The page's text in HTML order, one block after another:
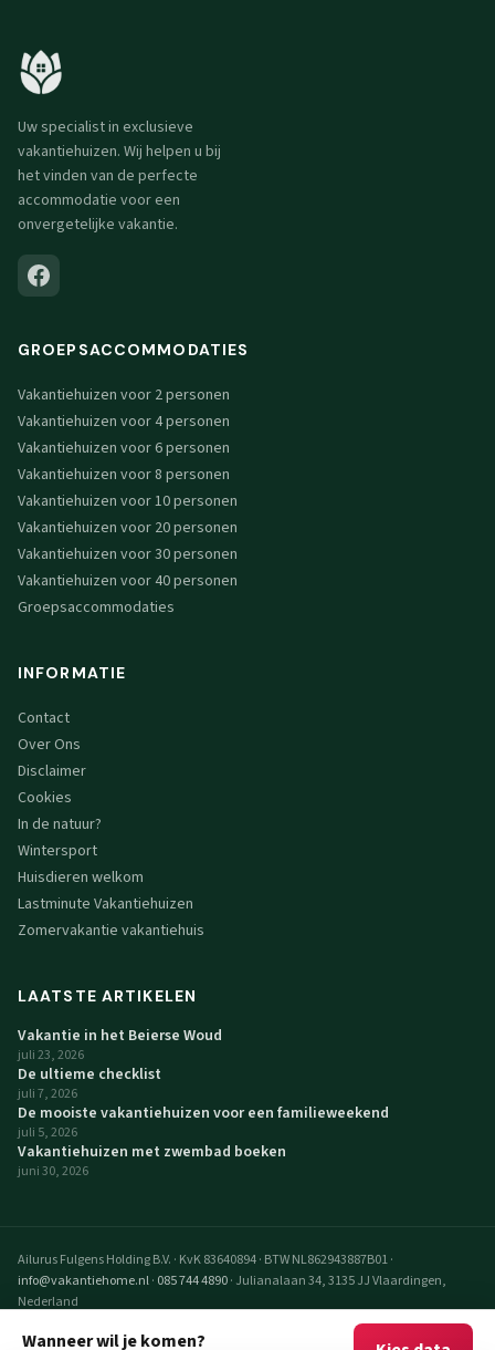
Wanneer wil je komen?
Uw specialist in exclusieve
vakantiehuizen. Wij helpen u bij
het vinden van de perfecte
accommodatie voor een
onvergetelijke vakantie.
GROEPSACCOMMODATIES
Vakantiehuizen voor 2 personen
Vakantiehuizen voor 4 personen
Vakantiehuizen voor 6 personen
Vakantiehuizen voor 8 personen
Vakantiehuizen voor 10 personen
Vakantiehuizen voor 20 personen
Vakantiehuizen voor 30 personen
Vakantiehuizen voor 40 personen
Groepsaccommodaties
INFORMATIE
Contact
Over Ons
Disclaimer
Cookies
In de natuur?
Wintersport
Huisdieren welkom
Lastminute Vakantiehuizen
Zomervakantie vakantiehuis
LAATSTE ARTIKELEN
Vakantie in het Beierse Woud
juli 23, 2026
De ultieme checklist
juli 7, 2026
De mooiste vakantiehuizen voor een familieweekend
juli 5, 2026
Vakantiehuizen met zwembad boeken
juni 30, 2026
Ailurus Fulgens Holding B.V. · KvK 83640894· BTW NL862943887B01·
info@vakantiehome.nl· 085 744 4890· Julianalaan 34, 3135 JJ Vlaardingen,
Nederland
© 2026 VakantieHome Vakantiehuizen. Alle rechten voorbehouden.